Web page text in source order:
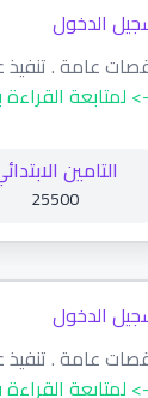
الدخول
عامة .
لمتابعة القراءة
التامين
25500
الدخول
عامة . تنفيذ
لمتابعة القراءة